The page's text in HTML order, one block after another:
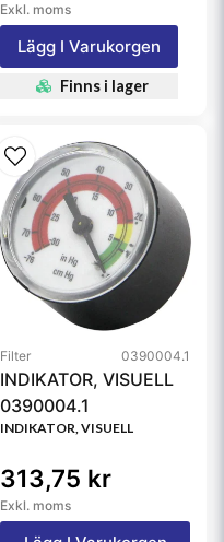
Exkl. moms
Lägg I Varukorgen
Finns i lager
Filter 0390004.1
INDIKATOR, VISUELL
0390004.1
INDIKATOR, VISUELL
313,75 kr
Exkl. moms